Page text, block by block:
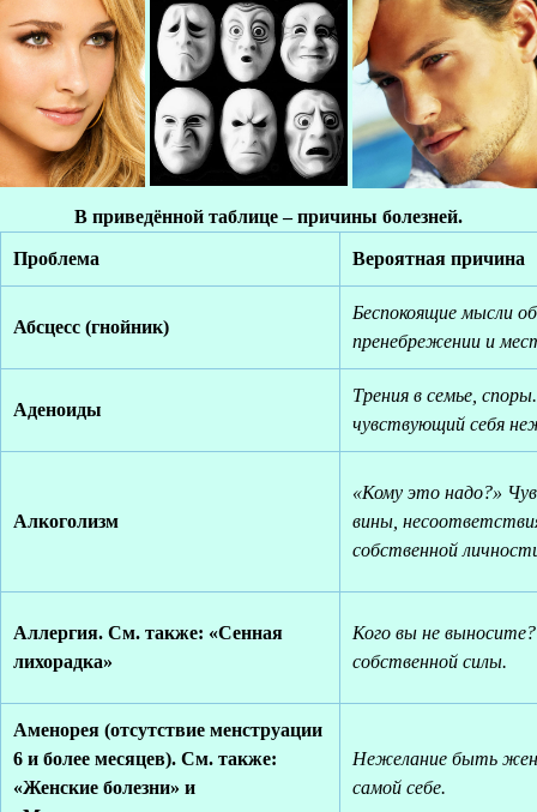
В приведённой таблице – причины болезней.
Проблема Вероятная причина
Абсцесс (гнойник)
Беспокоящие мысли
пренебрежении и
Аденоиды
Трения в семье,
чувствующий себя
Алкоголизм
«Кому это надо?»
вины,
собственной
Аллергия. См. также: «Сенная
лихорадка»
Кого вы не
собственной силы.
Аменорея (отсутствие менструации
6 и более месяцев). См. также:
«Женские болезни» и
Нежелание быть
самой себе.